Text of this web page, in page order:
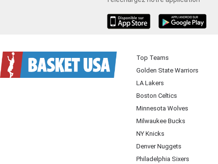
Top Teams
Golden State Warriors
LA Lakers
Boston Celtics
Minnesota Wolves
Milwaukee Bucks
NY Knicks
Denver Nuggets
Philadelphia Sixers